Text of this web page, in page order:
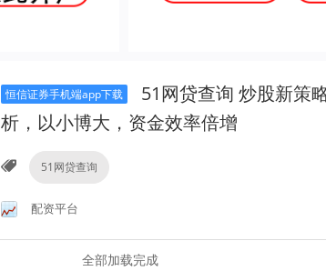
恒信证券手机端app下载
51网贷查询 炒股新策
析，以小博大，资金效率倍增
51网贷查询
配资平台
全部加载完成